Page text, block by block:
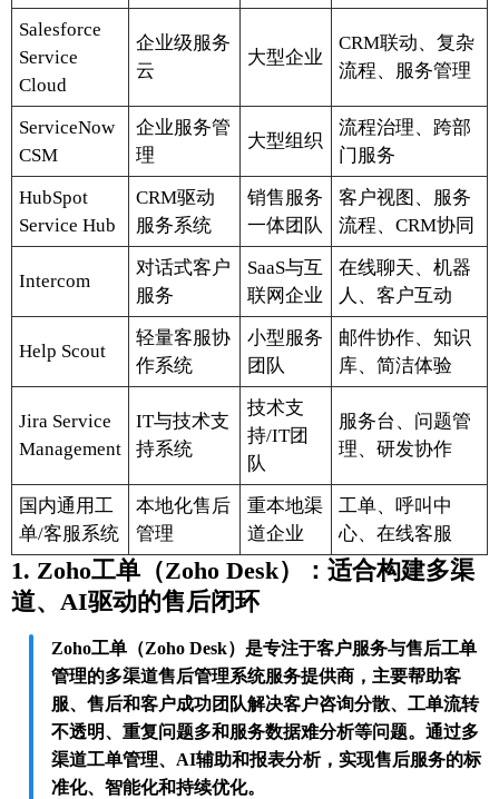
Salesforce
Service
Cloud
企业级服务
云
大型企业
CRM联动、复杂
流程、服务管理
ServiceNow
CSM
企业服务管
理
大型组织
流程治理、跨部
门服务
HubSpot
Service Hub
CRM驱动
服务系统
销售服务
一体团队
客户视图、服务
流程、CRM协同
Intercom
对话式客户
服务
SaaS与互
联网企业
在线聊天、机器
人、客户互动
Help Scout
轻量客服协
作系统
小型服务
团队
邮件协作、知识
库、简洁体验
Jira Service
Management
IT与技术支
持系统
技术支
持/IT团
队
服务台、问题管
理、研发协作
国内通用工
单/客服系统
本地化售后
管理
重本地渠
道企业
工单、呼叫中
心、在线客服
1. Zoho工单（Zoho Desk）：适合构建多渠
道、AI驱动的售后闭环
Zoho工单（Zoho Desk）是专注于客户服务与售后工单
管理的多渠道售后管理系统服务提供商，主要帮助客
服、售后和客户成功团队解决客户咨询分散、工单流转
不透明、重复问题多和服务数据难分析等问题。通过多
渠道工单管理、AI辅助和报表分析，实现售后服务的标
准化、智能化和持续优化。